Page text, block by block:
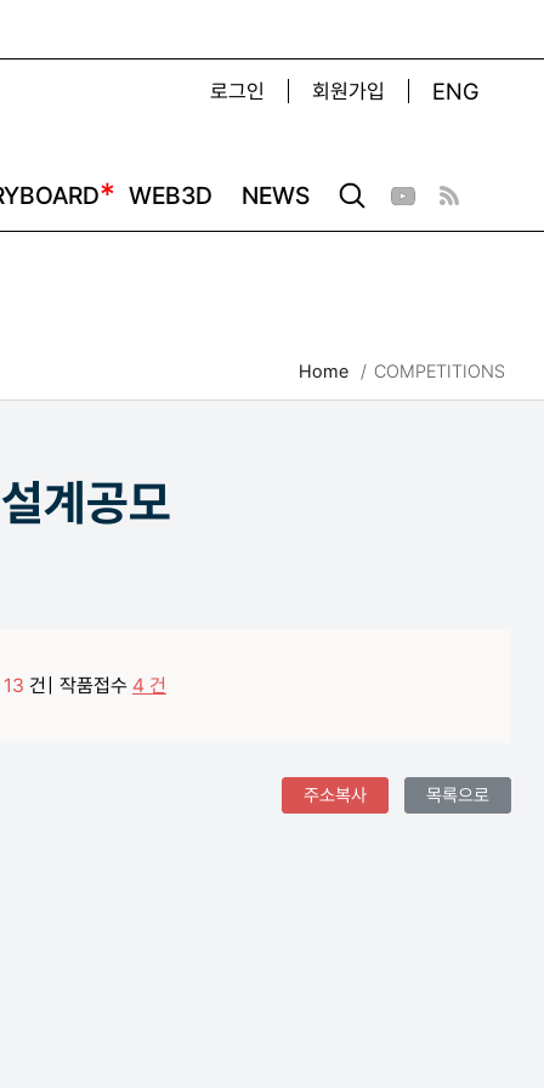
로그인 회원가입 ENG
* WEB3D NEWS
Home COMPETITIONS
계공모
13 건 | 작품접수 4 건
주소복사 목록으로